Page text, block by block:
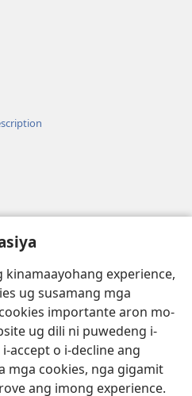
experience,
ug susamang mga
importante aron mo-
ug dili ni puwedeng i-
accept o i-decline ang
mga cookies, nga gigamit
ang imong experience.